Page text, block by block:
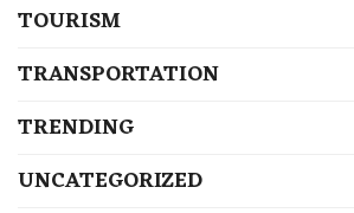
TOURISM
TRANSPORTATION
TRENDING
UNCATEGORIZED